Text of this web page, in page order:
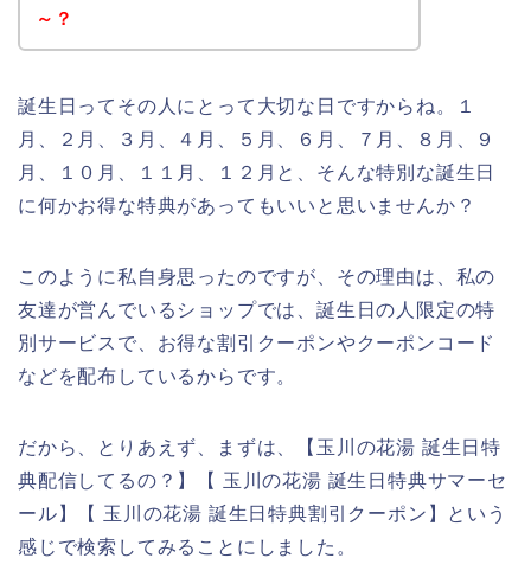
～？
誕生日ってその人にとって大切な日ですからね。１
月、２月、３月、４月、５月、６月、７月、８月、９
月、１０月、１１月、１２月と、そんな特別な誕生日
に何かお得な特典があってもいいと思いませんか？
このように私自身思ったのですが、その理由は、私の
友達が営んでいるショップでは、誕生日の人限定の特
別サービスで、お得な割引クーポンやクーポンコード
などを配布しているからです。
だから、とりあえず、まずは、【玉川の花湯 誕生日特
典配信してるの？】【 玉川の花湯 誕生日特典サマーセ
ール】【 玉川の花湯 誕生日特典割引クーポン】という
感じで検索してみることにしました。